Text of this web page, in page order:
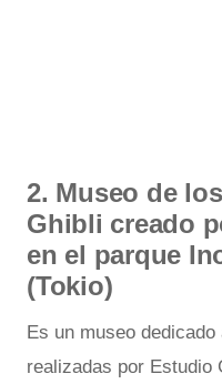
2. Museo de
Ghibli creado
en el parque
(Tokio)
Es un museo
realizadas por Estudio